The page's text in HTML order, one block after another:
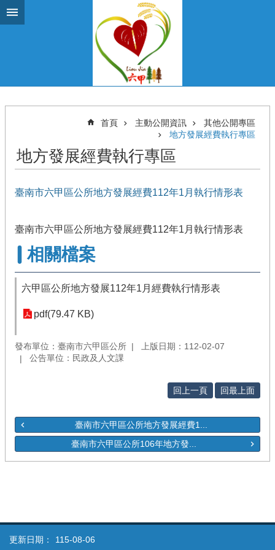
跳到主要內容區塊
首頁 主動公開資訊
其他公開專區
地方發展經費執行專區
地方發展經費執行專區
臺南市六甲區公所地方發展經費112年1月執行情形表
臺南市六甲區公所地方發展經費112年1月執行情形表
相關檔案
六甲區公所地方發展112年1月經費執行情形表
pdf(79.47 KB)
發布單位：臺南市六甲區公所
上版日期：112-02-07
公告單位：民政及人文課
回上一頁 回最上面
臺南市六甲區公所地方發展經費1...
臺南市六甲區公所106年地方發...
更新日期： 115-08-06